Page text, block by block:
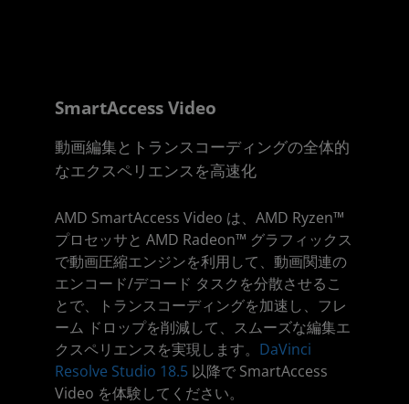
SmartAccess Video
動画編集とトランスコーディングの全体的
なエクスペリエンスを高速化
AMD SmartAccess Video は、AMD Ryzen™
プロセッサと AMD Radeon™ グラフィックス
で動画圧縮エンジンを利用して、動画関連の
エンコード/デコード タスクを分散させるこ
とで、トランスコーディングを加速し、フレ
ーム ドロップを削減して、スムーズな編集エ
クスペリエンスを実現します。 DaVinci
Resolve Studio 18.5 以降で SmartAccess
Video を体験してください。